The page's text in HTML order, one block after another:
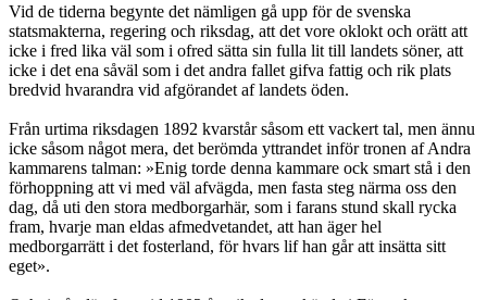
Vid de tiderna begynte det nämligen gå upp för de svenska
statsmakterna, regering och riksdag, att det vore oklokt och orätt att
icke i fred lika väl som i ofred sätta sin fulla lit till landets söner, att
icke i det ena såväl som i det andra fallet gifva fattig och rik plats
bredvid hvarandra vid afgörandet af landets öden.
Från urtima riksdagen 1892 kvarstår såsom ett vackert tal, men ännu
icke såsom något mera, det berömda yttrandet inför tronen af Andra
kammarens talman: »Enig torde denna kammare ock smart stå i den
förhoppning att vi med väl afvägda, men fasta steg närma oss den
dag, då uti den stora medborgarhär, som i farans stund skall rycka
fram, hvarje man eldas afmedvetandet, att han äger hel
medborgarrätt i det fosterland, för hvars lif han går att insätta sitt
eget».